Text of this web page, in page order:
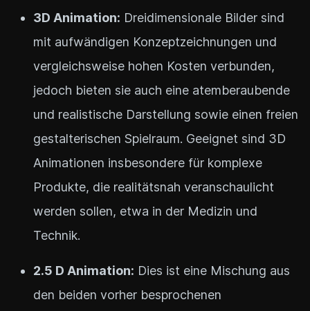
3D Animation: Dreidimensionale Bilder sind
mit aufwändigen Konzeptzeichnungen und
vergleichsweise hohen Kosten verbunden,
jedoch bieten sie auch eine atemberaubende
und realistische Darstellung sowie einen freien
gestalterischen Spielraum. Geeignet sind 3D
Animationen insbesondere für komplexe
Produkte, die realitätsnah veranschaulicht
werden sollen, etwa in der Medizin und
Technik.
2.5 D Animation: Dies ist eine Mischung aus
den beiden vorher besprochenen